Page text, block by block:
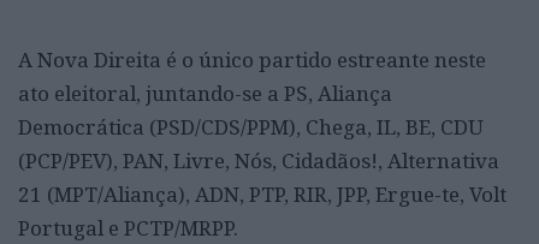
A Nova Direita é o único partido estreante neste
ato eleitoral, juntando-se a PS, Aliança
Democrática (PSD/CDS/PPM), Chega, IL, BE, CDU
(PCP/PEV), PAN, Livre, Nós, Cidadãos!, Alternativa
21 (MPT/Aliança), ADN, PTP, RIR, JPP, Ergue-te, Volt
Portugal e PCTP/MRPP.